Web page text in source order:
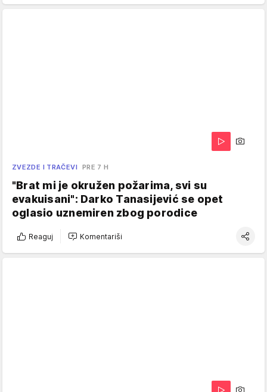
ZVEZDE I TRAČEVI PRE 7 H
"Brat mi je okružen požarima, svi su
evakuisani": Darko Tanasijević se opet
oglasio uznemiren zbog porodice
Reaguj Komentariši